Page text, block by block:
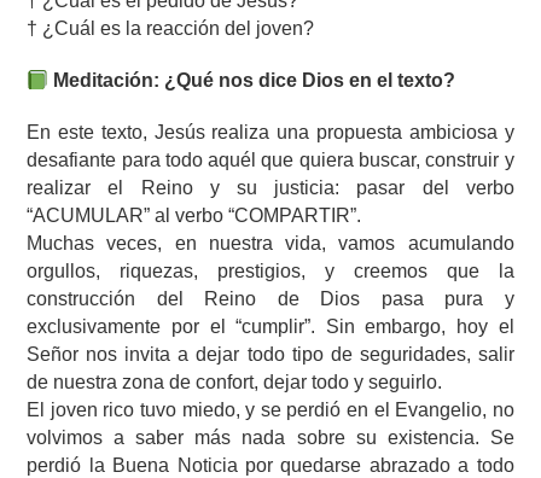
† ¿Cuál es la reacción del joven?
Meditación: ¿Qué nos dice Dios en el texto?
En este texto, Jesús realiza una propuesta ambiciosa y
desafiante para todo aquél que quiera buscar, construir y
realizar el Reino y su justicia: pasar del verbo
“ACUMULAR” al verbo “COMPARTIR”.
Muchas veces, en nuestra vida, vamos acumulando
orgullos, riquezas, prestigios, y creemos que la
construcción del Reino de Dios pasa pura y
exclusivamente por el “cumplir”. Sin embargo, hoy el
Señor nos invita a dejar todo tipo de seguridades, salir
de nuestra zona de confort, dejar todo y seguirlo.
El joven rico tuvo miedo, y se perdió en el Evangelio, no
volvimos a saber más nada sobre su existencia. Se
perdió la Buena Noticia por quedarse abrazado a todo